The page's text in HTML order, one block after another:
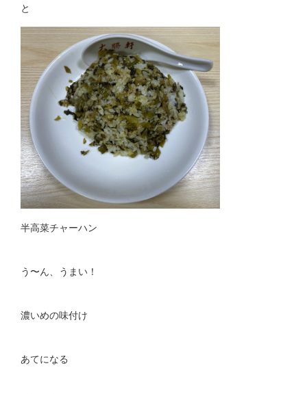
と
半高菜チャーハン
う〜ん、うまい！
濃いめの味付け
あてになる